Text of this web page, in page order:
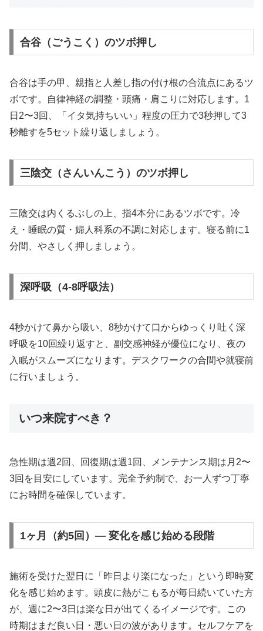
合谷（ごうこく）のツボ押し
合谷は手の甲、親指と人差し指の付け根の合流点にあるツ
ボです。自律神経の調整・頭痛・肩こりに対応します。1
日2〜3回、「イタ気持ちいい」程度の圧力で3秒押して3
秒離すを5セット繰り返しましょう。
三陰交（さんいんこう）のツボ押し
三陰交は内くるぶしの上、指4本分にあるツボです。冷
え・睡眠の質・婦人科系の不調に対応します。寝る前に1
分間、やさしく押しましょう。
深呼吸（4-8呼吸法）
4秒かけて鼻から吸い、8秒かけて口からゆっくり吐く深
呼吸を10回繰り返すと、副交感神経が優位になり、夜の
入眠がスムーズになります。デスクワークの合間や就寝前
に行いましょう。
いつ来院すべき？
急性期は週2回、回復期は週1回、メンテナンス期は月2〜
3回を目安にしています。完全予約制で、お一人ずつ丁寧
にお時間を確保しています。
1ヶ月（約5回）— 変化を感じ始める段階
施術を受けた翌日に「昨日より楽になった」という即時変
化を感じ始めます。頭皮に熱がこもるが毎日続いていた方
が、週に2〜3日は楽な日が出てくるイメージです。この
時期はまだ良い日・悪い日の波があります。セルフケアを